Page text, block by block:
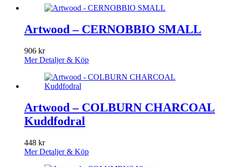
Artwood – CERNOBBIO SMALL
906 kr
Mer Detaljer & Köp
Artwood – COLBURN CHARCOAL
Kuddfodral
448 kr
Mer Detaljer & Köp